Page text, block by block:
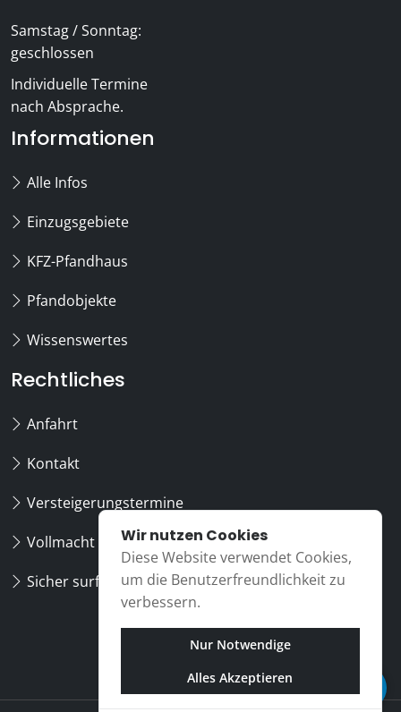
Samstag / Sonntag:
geschlossen
Individuelle Termine
nach Absprache.
Informationen
Alle Infos
Einzugsgebiete
KFZ-Pfandhaus
Pfandobjekte
Wissenswertes
Rechtliches
Anfahrt
Kontakt
Versteigerungstermine
Vollmacht
Sicher surfen
Wir nutzen Cookies
Diese Website verwendet Cookies,
um die Benutzerfreundlichkeit zu
verbessern.
Nur Notwendige
Alles Akzeptieren